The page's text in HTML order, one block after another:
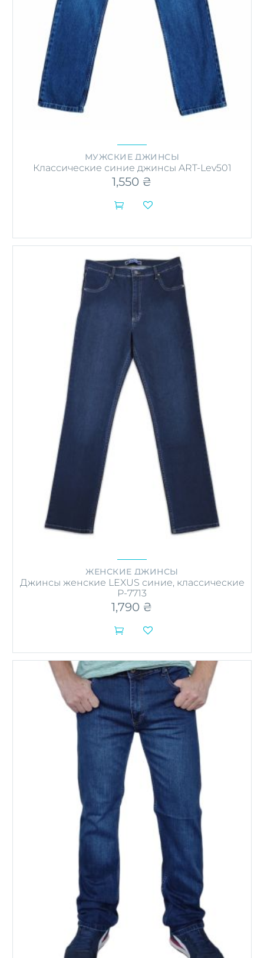
МУЖСКИЕ ДЖИНСЫ
Классические синие джинсы ART-Lev501
1,550 ₴

имеет
несколько
вариаций.
Опции
можно
товара.

ЖЕНСКИЕ ДЖИНСЫ
Джинсы женские LEXUS синие, классические
P-7713
1,790 ₴

товар
имеет
несколько
вариаций.
Опции
можно
выбрать
на
странице
товара.
